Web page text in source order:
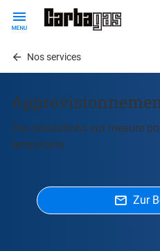
contentNos services
Des prestations sur mesure
temporaire
Zur